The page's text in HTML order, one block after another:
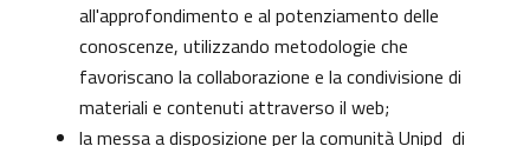
all'approfondimento e al potenziamento delle
conoscenze, utilizzando metodologie che
favoriscano la collaborazione e la condivisione di
materiali e contenuti attraverso il web;
la messa a disposizione per la comunità Unipd di